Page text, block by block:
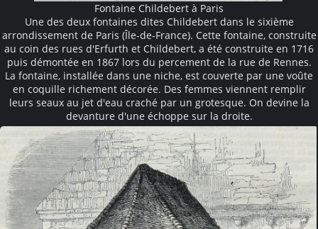
Fontaine Childebert à Paris
Une des deux fontaines dites Childebert dans le sixième
arrondissement de Paris (Île-de-France). Cette fontaine, construite
au coin des rues d'Erfurth et Childebert, a été construite en 1716
puis démontée en 1867 lors du percement de la rue de Rennes.
La fontaine, installée dans une niche, est couverte par une voûte
en coquille richement décorée. Des femmes viennent remplir
leurs seaux au jet d'eau craché par un grotesque. On devine la
devanture d'une échoppe sur la droite.